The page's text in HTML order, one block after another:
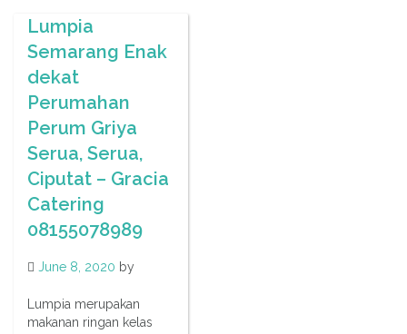
Lumpia
Semarang Enak
dekat
Perumahan
Perum Griya
Serua, Serua,
Ciputat – Gracia
Catering
08155078989
June 8, 2020 by
Lumpia merupakan
makanan ringan kelas